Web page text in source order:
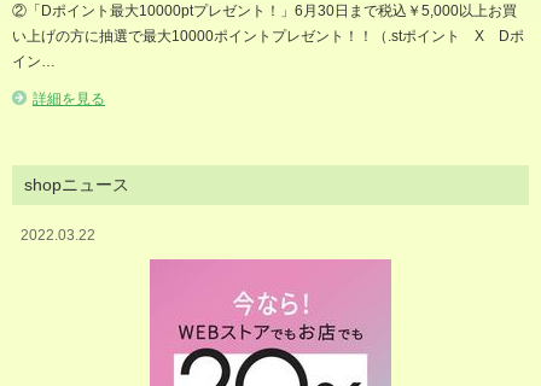
②「Dポイント最大10000ptプレゼント！」6月30日まで税込￥5,000以上お買
い上げの方に抽選で最大10000ポイントプレゼント！！（.stポイント X Dポ
イン…
詳細を見る
shopニュース
2022.03.22